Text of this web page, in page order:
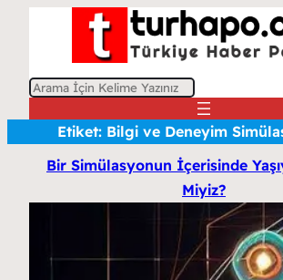
A
Etiket: Bilgi ve Deneyim
Bir Simülasyonun İçerisinde
Miyiz?